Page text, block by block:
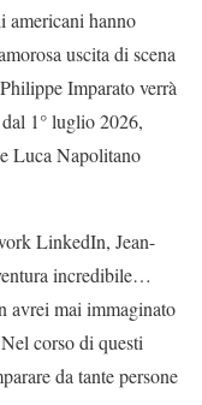
hanno
uscita di scena
Imparato verrà
1° luglio 2026,
Luca Napolitano
LinkedIn, Jean-
incredibile…
avrei mai immaginato
corso di questi
da tante persone